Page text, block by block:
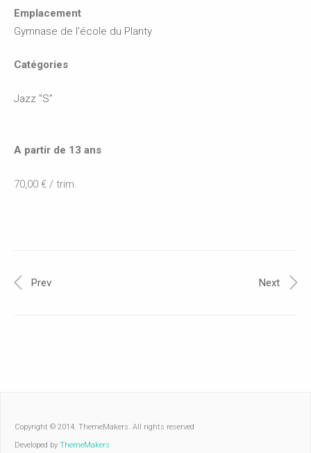
Emplacement
Gymnase de l'école du Planty
Catégories
Jazz "S"
A partir de 13 ans
70,00 € / trim.
Prev Next
Copyright © 2014. ThemeMakers. All rights reserved
Developed by ThemeMakers